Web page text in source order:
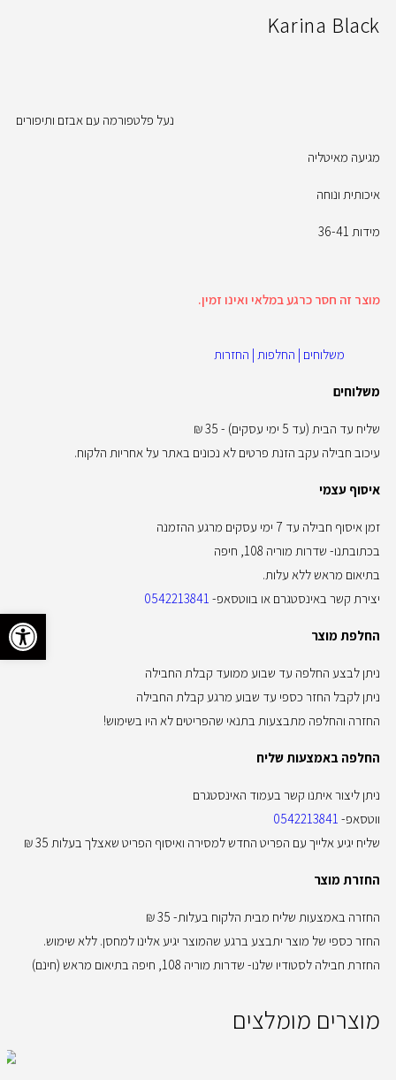
Karina Black
נעל פלטפורמה עם אבזם ותיפורים
מגיעה מאיטליה
איכותית ונוחה
מידות 36-41
מוצר זה חסר כרגע במלאי ואינו זמין.
משלוחים | החלפות | החזרות
משלוחים
שליח עד הבית (עד 5 ימי עסקים) - 35 ₪
עיכוב חבילה עקב הזנת פרטים לא נכונים באתר על אחריות הלקוח.
איסוף עצמי
זמן איסוף חבילה עד 7 ימי עסקים מרגע ההזמנה
בכתובתנו- שדרות מוריה 108, חיפה
בתיאום מראש ללא עלות.
יצירת קשר באינסטגרם או בווטסאפ- 0542213841
החלפת מוצר
ניתן לבצע החלפה עד שבוע ממועד קבלת החבילה
ניתן לקבל החזר כספי עד שבוע מרגע קבלת החבילה
החזרה והחלפה מתבצעות בתנאי שהפריטים לא היו בשימוש!
החלפה באמצעות שליח
ניתן ליצור איתנו קשר בעמוד האינסטגרם
ווטסאפ- 0542213841
שליח יגיע אלייך עם הפריט החדש למסירה ואיסוף הפריט שאצלך בעלות 35 ₪
החזרת מוצר
החזרה באמצעות שליח מבית הלקוח בעלות- 35 ₪
החזר כספי של מוצר יתבצע ברגע שהמוצר יגיע אלינו למחסן. ללא שימוש.
החזרת חבילה לסטודיו שלנו- שדרות מוריה 108, חיפה בתיאום מראש (חינם)
מוצרים מומלצים
פתח